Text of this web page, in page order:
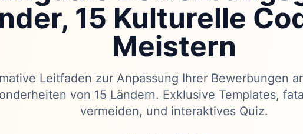
15 Kulturelle
Meistern
Leitfaden zur Anpassung Ihrer Bewerbungen
von 15 Ländern. Exklusive Templates,
vermeiden, und interaktives Quiz.